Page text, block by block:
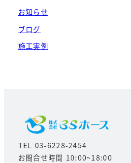
お知らせ
ブログ
施工実例
TEL 03-6228-2454
お問合せ時間 10:00~18:00